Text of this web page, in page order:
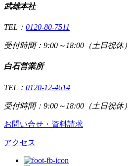
武雄本社
TEL： 0120-80-7511
受付時間：9:00～18:00（土日祝休）
白石営業所
TEL： 0120-12-4614
受付時間：9:00～18:00（土日祝休）
お問い合せ・資料請求
アクセス